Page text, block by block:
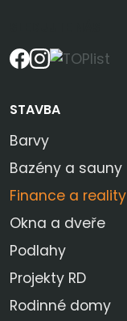
STAVBA
Barvy
Bazény a sauny
Finance a reality
Okna a dveře
Podlahy
Projekty RD
Rodinné domy